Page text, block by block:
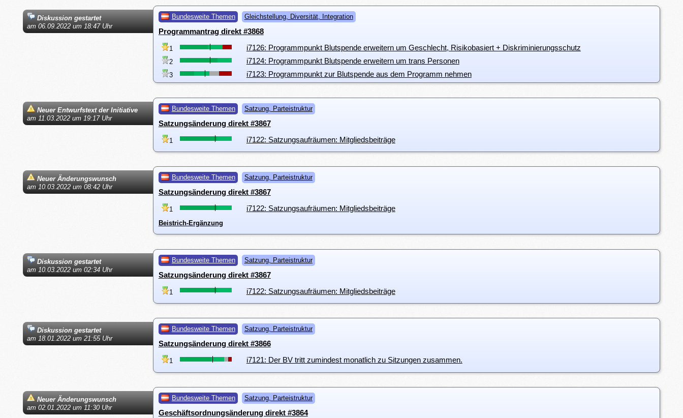
Diskussion gestartet
am 06.09.2022 um 18:47 Uhr
Bundesweite Themen Gleichstellung, Diversität, Integration
Programmantrag direkt #3868
1 i7126: Programmpunkt Blutspende erweitern um Geschlecht, Risikobasiert + Diskriminierungsschutz
2 i7124: Programmpunkt Blutspende erweitern um trans Personen
3 i7123: Programmpunkt zur Blutspende aus dem Programm nehmen
Neuer Entwurfstext der Initiative
am 11.03.2022 um 19:17 Uhr
Bundesweite Themen Satzung, Parteistruktur
Satzungsänderung direkt #3867
1 i7122: Satzungsaufräumen: Mitgliedsbeiträge
Neuer Änderungswunsch
am 10.03.2022 um 08:42 Uhr
Bundesweite Themen Satzung, Parteistruktur
Satzungsänderung direkt #3867
1 i7122: Satzungsaufräumen: Mitgliedsbeiträge
Beistrich-Ergänzung
Diskussion gestartet
am 10.03.2022 um 02:34 Uhr
Bundesweite Themen Satzung, Parteistruktur
Satzungsänderung direkt #3867
1 i7122: Satzungsaufräumen: Mitgliedsbeiträge
Diskussion gestartet
am 18.01.2022 um 21:55 Uhr
Bundesweite Themen Satzung, Parteistruktur
Satzungsänderung direkt #3866
1 i7121: Der BV tritt zumindest monatlich zu Sitzungen zusammen.
Neuer Änderungswunsch
am 02.01.2022 um 11:30 Uhr
Bundesweite Themen Satzung, Parteistruktur
Geschäftsordnungsänderung direkt #3864